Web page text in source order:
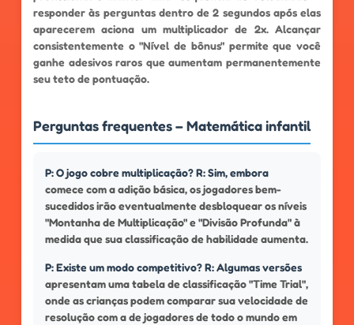
responder às perguntas dentro de 2 segundos após elas
aparecerem aciona um multiplicador de 2x. Alcançar
consistentemente o "Nível de bônus" permite que você
ganhe adesivos raros que aumentam permanentemente
seu teto de pontuação.
Perguntas frequentes – Matemática infantil
P: O jogo cobre multiplicação? R: Sim, embora
comece com a adição básica, os jogadores bem-
sucedidos irão eventualmente desbloquear os níveis
"Montanha de Multiplicação" e "Divisão Profunda" à
medida que sua classificação de habilidade aumenta.
P: Existe um modo competitivo? R: Algumas versões
apresentam uma tabela de classificação "Time Trial",
onde as crianças podem comparar sua velocidade de
resolução com a de jogadores de todo o mundo em